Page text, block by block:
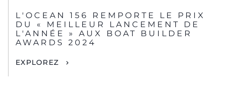
L'OCEAN 156 REMPORTE LE PRIX
DU « MEILLEUR LANCEMENT DE
L'ANNÉE » AUX BOAT BUILDER
AWARDS 2024
EXPLOREZ